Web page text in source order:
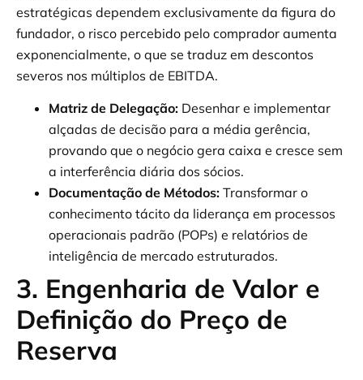
estratégicas dependem exclusivamente da figura do
fundador, o risco percebido pelo comprador aumenta
exponencialmente, o que se traduz em descontos
severos nos múltiplos de EBITDA.
Matriz de Delegação: Desenhar e implementar
alçadas de decisão para a média gerência,
provando que o negócio gera caixa e cresce sem
a interferência diária dos sócios.
Documentação de Métodos: Transformar o
conhecimento tácito da liderança em processos
operacionais padrão (POPs) e relatórios de
inteligência de mercado estruturados.
3. Engenharia de Valor e
Definição do Preço de
Reserva